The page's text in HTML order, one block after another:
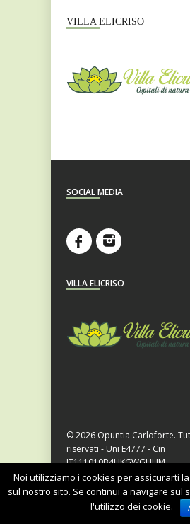
VILLA ELICRISO
SOCIAL MEDIA
VILLA ELICRISO
© 2026 Opuntia Carloforte.
riservati - Uni E4777 - Cin
IT111010B4UKGWGHHM
B & B / Contattaci / Villa
Prenota Ora!
Noi utilizziamo i cookies per assicurarti
sul nostro sito. Se continui a navigare sul
l'utilizzo dei cookie.